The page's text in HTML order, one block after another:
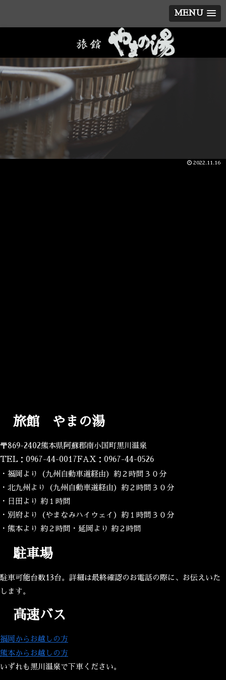
MENU
2022.11.16
旅館 やまの湯
〒869-2402熊本県阿蘇郡南小国町黒川温泉
TEL：0967-44-0017FAX：0967-44-0526
・福岡より（九州自動車道経由）約２時間３０分
・北九州より（九州自動車道経由）約２時間３０分
・日田より 約１時間
・別府より（やまなみハイウェイ）約１時間３０分
・熊本より 約２時間・延岡より 約２時間
駐車場
駐車可能台数13台。詳細は最終確認のお電話の際に、お伝えいた
します。
高速バス
福岡からお越しの方
熊本からお越しの方
いずれも黒川温泉で下車ください。